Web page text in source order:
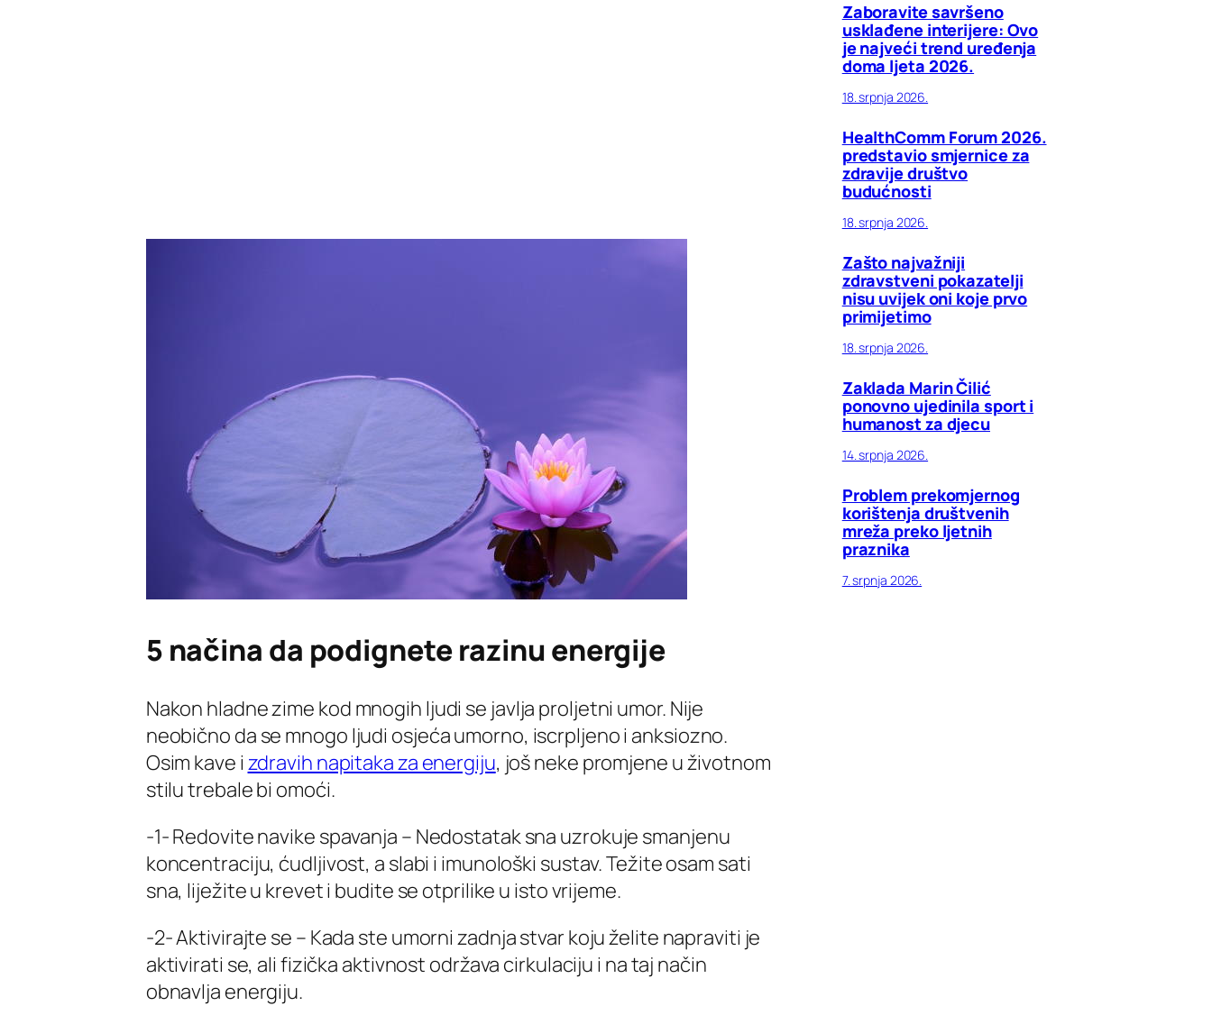
5 načina da podignete razinu energije
Nakon hladne zime kod mnogih ljudi se javlja proljetni umor. Nije
neobično da se mnogo ljudi osjeća umorno, iscrpljeno i anksiozno.
Osim kave i zdravih napitaka za energiju, još neke promjene u životnom
stilu trebale bi omoći.
-1- Redovite navike spavanja – Nedostatak sna uzrokuje smanjenu
koncentraciju, ćudljivost, a slabi i imunološki sustav. Težite osam sati
sna, liježite u krevet i budite se otprilike u isto vrijeme.
-2- Aktivirajte se – Kada ste umorni zadnja stvar koju želite napraviti je
aktivirati se, ali fizička aktivnost održava cirkulaciju i na taj način
obnavlja energiju.
Zaboravite savršeno
usklađene interijere: Ovo
je najveći trend uređenja
doma ljeta 2026.
18. srpnja 2026.
HealthComm Forum 2026.
predstavio smjernice za
zdravije društvo
budućnosti
18. srpnja 2026.
Zašto najvažniji
zdravstveni pokazatelji
nisu uvijek oni koje prvo
primijetimo
18. srpnja 2026.
Zaklada Marin Čilić
ponovno ujedinila sport i
humanost za djecu
14. srpnja 2026.
Problem prekomjernog
korištenja društvenih
mreža preko ljetnih
praznika
7. srpnja 2026.